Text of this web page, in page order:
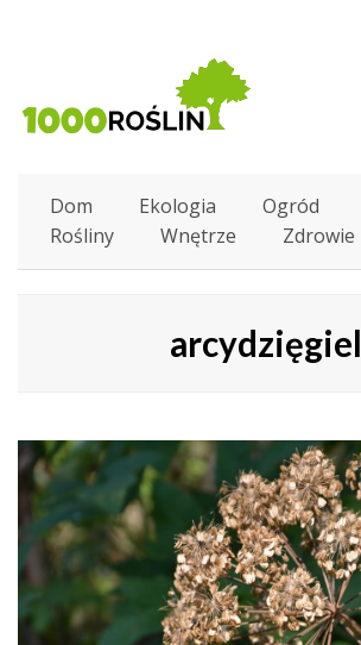
Dom Ekologia Ogród
Rośliny
Wnętrze Zdrowie
arcydzięgiel